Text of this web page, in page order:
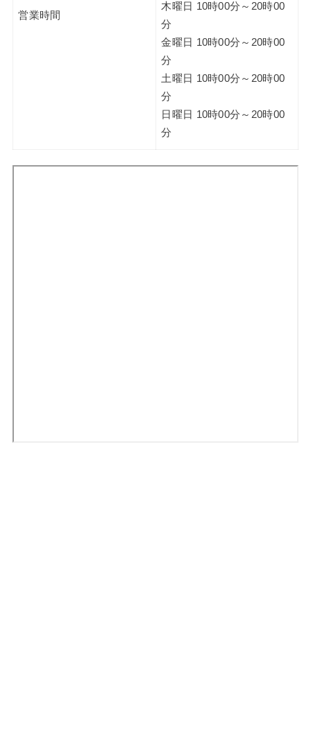
営業時間
木曜日 10時00分～20時00
分
金曜日 10時00分～20時00
分
土曜日 10時00分～20時00
分
日曜日 10時00分～20時00
分